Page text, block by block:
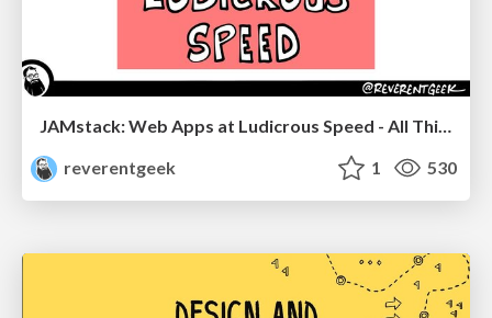
JAMstack: Web Apps at Ludicrous Speed - All Things Open 2022
reverentgeek
1 530